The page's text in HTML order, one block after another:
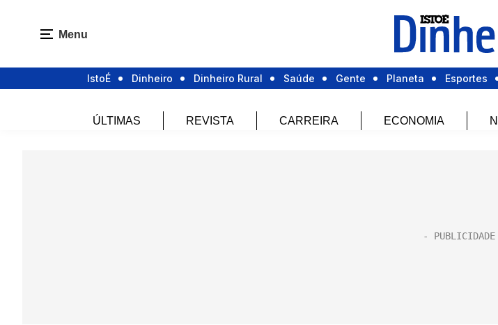
Menu
IstoÉ Dinheiro Dinheiro Rural Saúde Gente Planeta Esportes
ÚLTIMAS REVISTA CARREIRA ECONOMIA